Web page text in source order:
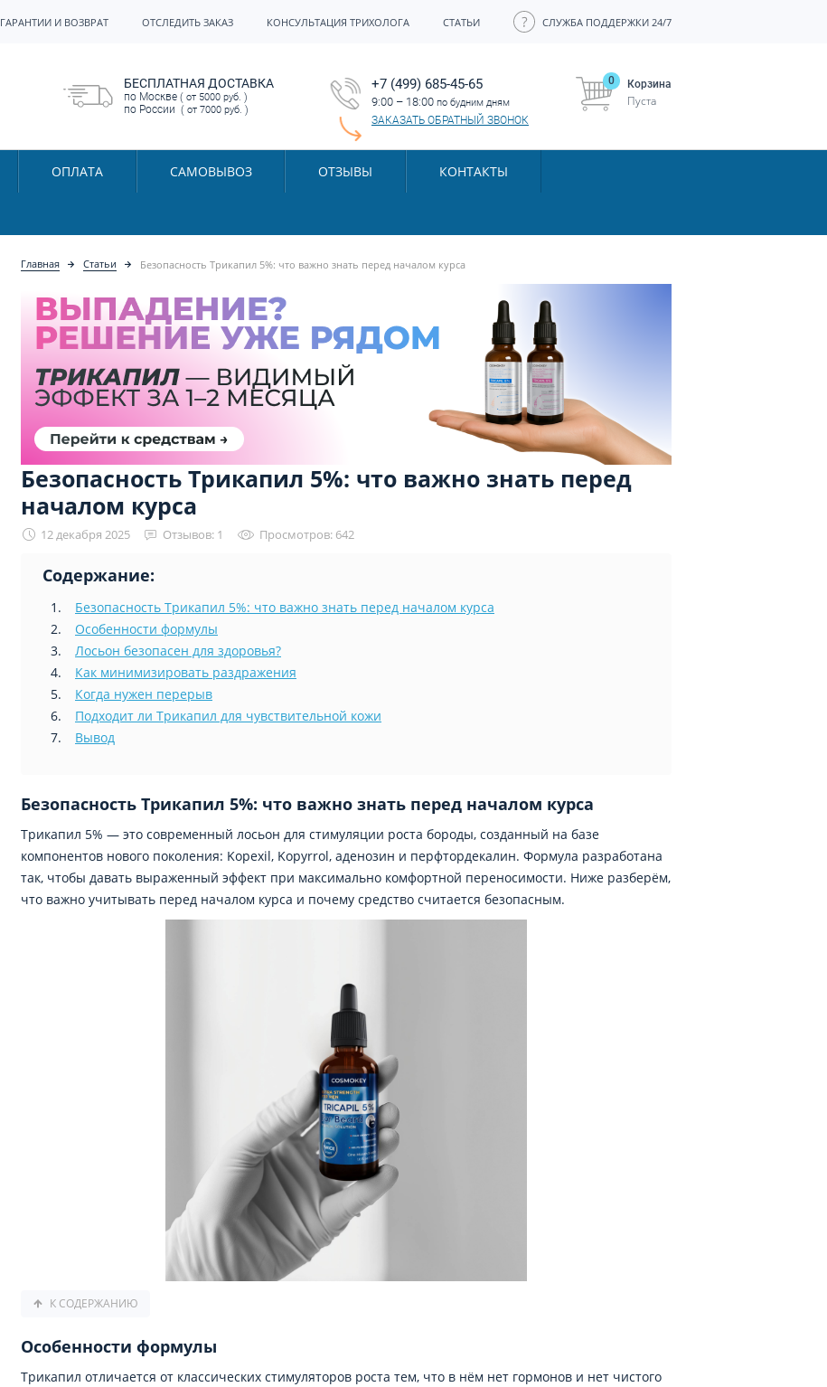
ГАРАНТИИ И ВОЗВРАТ ОТСЛЕДИТЬ ЗАКАЗ КОНСУЛЬТАЦИЯ ТРИХОЛОГА СТАТЬИ СЛУЖБА ПОДДЕРЖКИ 24/7
БЕСПЛАТНАЯ ДОСТАВКА
по Москве ( от 5000 руб. )
по России ( от 7000 руб. )
+7 (499) 685-45-65
9:00 – 18:00 по будним дням
ЗАКАЗАТЬ ОБРАТНЫЙ ЗВОНОК
Корзина
0
Пуста
ОПЛАТА САМОВЫВОЗ ОТЗЫВЫ КОНТАКТЫ
Главная Статьи Безопасность Трикапил 5%: что важно знать перед началом курса
Безопасность Трикапил 5%: что важно знать перед
началом курса
12 декабря 2025 Отзывов: 1 Просмотров: 642
Содержание:
Безопасность Трикапил 5%: что важно знать перед началом курса
Особенности формулы
Лосьон безопасен для здоровья?
Как минимизировать раздражения
Когда нужен перерыв
Подходит ли Трикапил для чувствительной кожи
Вывод
Безопасность Трикапил 5%: что важно знать перед началом курса
Трикапил 5% — это современный лосьон для стимуляции роста бороды, созданный на базе
компонентов нового поколения: Kopexil, Kopyrrol, аденозин и перфтордекалин. Формула разработана
так, чтобы давать выраженный эффект при максимально комфортной переносимости. Ниже разберём,
что важно учитывать перед началом курса и почему средство считается безопасным.
К СОДЕРЖАНИЮ
Особенности формулы
Трикапил отличается от классических стимуляторов роста тем, что в нём нет гормонов и нет чистого